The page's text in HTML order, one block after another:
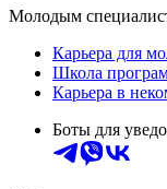
Молодым
Карьера для
Школа
Карьера в
Боты для